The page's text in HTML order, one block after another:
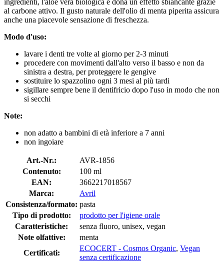
al carbone attivo. Il gusto naturale dell'olio di menta piperita assicura
anche una piacevole sensazione di freschezza.
Modo d'uso:
lavare i denti tre volte al giorno per 2-3 minuti
procedere con movimenti dall'alto verso il basso e non da
sinistra a destra, per proteggere le gengive
sostituire lo spazzolino ogni 3 mesi al più tardi
sigillare sempre bene il dentifricio dopo l'uso in modo che non
si secchi
Note:
non adatto a bambini di età inferiore a 7 anni
non ingoiare
Art.-Nr.:
AVR-1856
Contenuto:
100 ml
EAN:
3662217018567
Marca:
Avril
Consistenza/formato: pasta
Tipo di prodotto:
prodotto per l'igiene orale
Caratteristiche:
senza fluoro, unisex, vegan
Note olfattive:
menta
Certificati:
ECOCERT - Cosmos Organic, Vegan
senza certificazione